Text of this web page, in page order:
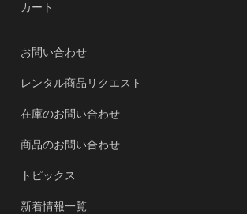
カート
お問い合わせ
レンタル商品リクエスト
在庫のお問い合わせ
商品のお問い合わせ
トピックス
新着情報一覧